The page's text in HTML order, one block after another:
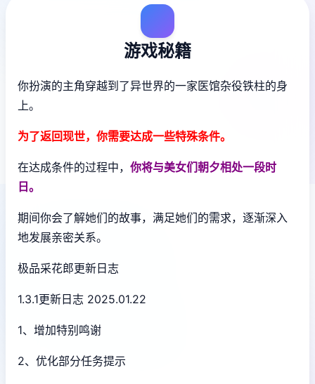
游戏秘籍
你扮演的主角穿越到了异世界的一家医馆杂役铁柱的身
上。
为了返回现世，你需要达成一些特殊条件。
在达成条件的过程中， 你将与美女们朝夕相处一段时
日。
期间你会了解她们的故事，满足她们的需求，逐渐深入
地发展亲密关系。
极品采花郎更新日志
1.3.1更新日志 2025.01.22
1、增加特别鸣谢
2、优化部分任务提示